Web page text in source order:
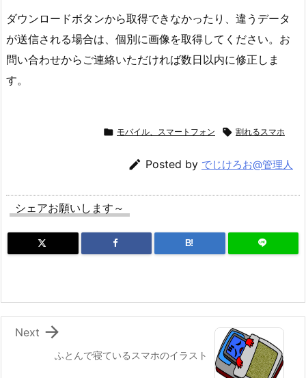
ダウンロードボタンから取得できなかったり、違うデータ
が送信される場合は、個別に画像を取得してください。お
問い合わせからご連絡いただければ数日以内に修正しま
す。
 モバイル、スマートフォン  割れるスマホ
 Posted by でじけろお@管理人
シェアお願いします～
B!
ふとんで寝ているスマホのイラスト

Next